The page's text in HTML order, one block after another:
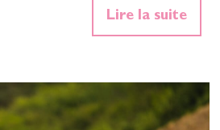
heures les plus fraîches de la
idéales…
En savoir plus»
Lire la suite